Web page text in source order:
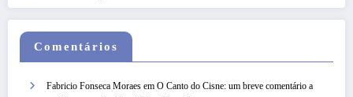
Comentários
Fabricio Fonseca Moraes em O Canto do Cisne: um breve comentário a